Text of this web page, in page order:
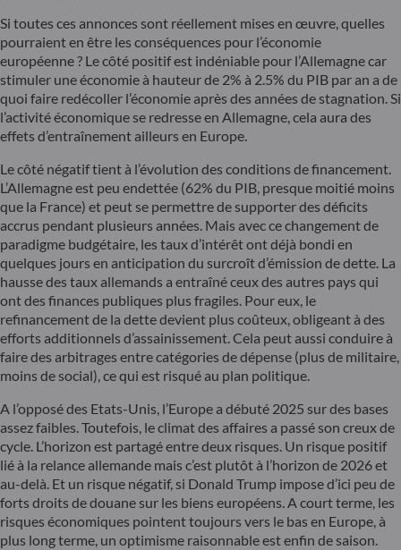
Si toutes ces annonces sont réellement mises en œuvre, quelles
pourraient en être les conséquences pour l’économie
européenne ? Le côté positif est indéniable pour l’Allemagne car
stimuler une économie à hauteur de 2% à 2.5% du PIB par an a de
quoi faire redécoller l’économie après des années de stagnation. Si
l’activité économique se redresse en Allemagne, cela aura des
effets d’entraînement ailleurs en Europe.
Le côté négatif tient à l’évolution des conditions de financement.
L’Allemagne est peu endettée (62% du PIB, presque moitié moins
que la France) et peut se permettre de supporter des déficits
accrus pendant plusieurs années. Mais avec ce changement de
paradigme budgétaire, les taux d’intérêt ont déjà bondi en
quelques jours en anticipation du surcroît d’émission de dette. La
hausse des taux allemands a entraîné ceux des autres pays qui
ont des finances publiques plus fragiles. Pour eux, le
refinancement de la dette devient plus coûteux, obligeant à des
efforts additionnels d’assainissement. Cela peut aussi conduire à
faire des arbitrages entre catégories de dépense (plus de militaire,
moins de social), ce qui est risqué au plan politique.
A l’opposé des Etats-Unis, l’Europe a débuté 2025 sur des bases
assez faibles. Toutefois, le climat des affaires a passé son creux de
cycle. L’horizon est partagé entre deux risques. Un risque positif
lié à la relance allemande mais c’est plutôt à l’horizon de 2026 et
au-delà. Et un risque négatif, si Donald Trump impose d’ici peu de
forts droits de douane sur les biens européens. A court terme, les
risques économiques pointent toujours vers le bas en Europe, à
plus long terme, un optimisme raisonnable est enfin de saison.